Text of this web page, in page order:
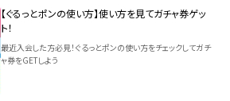
【ぐるっとポンの使い方】使い方を見てガチャ券ゲッ
ト！
最近入会した方必見！ぐるっとポンの使い方をチェックしてガチ
ャ券をGETしよう